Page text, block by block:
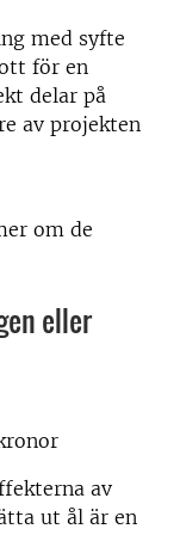
med syfte
för en
delar på
av projekten
om de
eller
av
ut ål är en